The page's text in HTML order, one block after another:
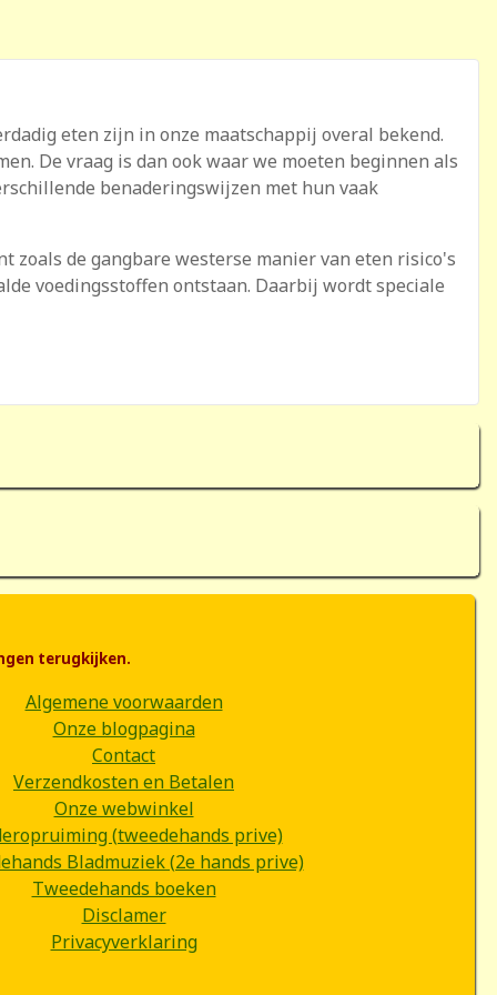
eten zijn in onze maatschappij overal bekend.
De vraag is dan ook waar we moeten beginnen als
benaderingswijzen met hun vaak
zoals de gangbare westerse manier van eten risico's
voedingsstoffen ontstaan. Daarbij wordt speciale
terugkijken.
Algemene voorwaarden
Onze blogpagina
Contact
Verzendkosten en Betalen
Onze webwinkel
(tweedehands prive)
Bladmuziek (2e hands prive)
Tweedehands boeken
Disclamer
Privacyverklaring